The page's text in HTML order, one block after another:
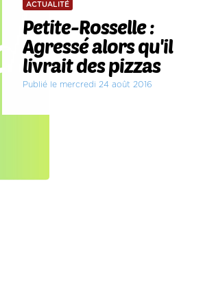
ACTUALITÉ
Petite-Rosselle :
Agressé alors qu'il
livrait des pizzas
Publié le mercredi 24 août 2016